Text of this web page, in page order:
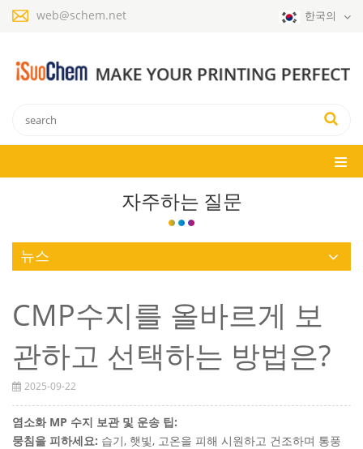
web@schem.net 한국의
자주하는 질문
뉴스
CMP수지를 올바르게 보
관하고 선택하는 방법은?
2025-09-22
염소화 MP 수지 보관 및 운송 팁:
뭉침을 피하세요: 습기, 햇빛, 고온을 피해 시원하고 건조하며 통풍